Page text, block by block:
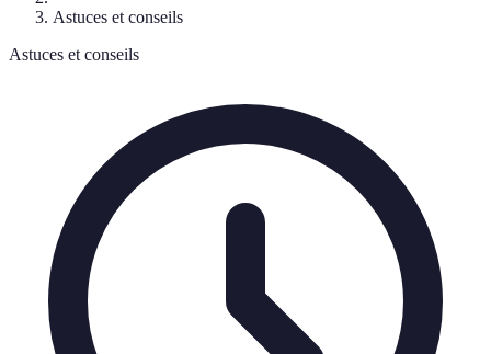
Astuces et conseils
Astuces et conseils